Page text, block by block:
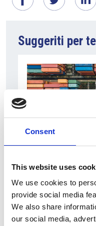
Consent
This website uses
We use cookies to
provide social media
We also share
our social media,
Suggeriti per te
6 Agosto 2026
L’interscambio
nel primo
Interviste